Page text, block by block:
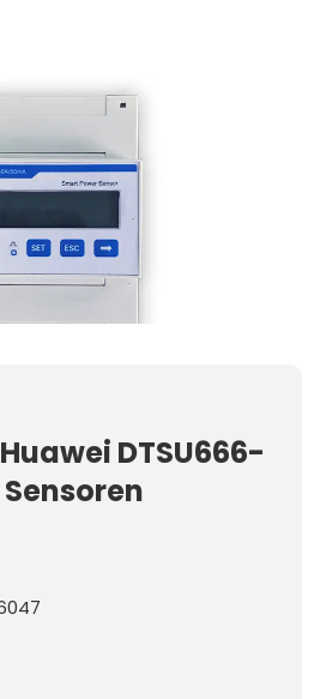
DTSU666-
Sensoren
von 4.8 von 5 Sternen